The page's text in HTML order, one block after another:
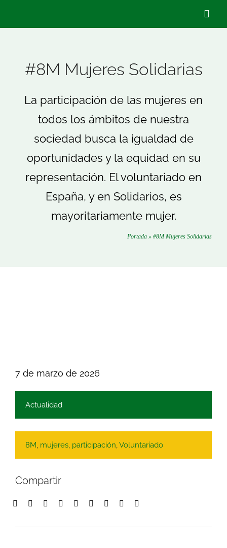
Actualidad
Hazte
#8M Mujeres Solidarias
La participación de las mujeres en
todos los ámbitos de nuestra
sociedad busca la igualdad de
oportunidades y la equidad en su
representación. El voluntariado en
España, y en Solidarios, es
mayoritariamente mujer.
Portada » #8M Mujeres Solidarias
7 de marzo de 2026
Actualidad
8M mujeres participación Voluntariado
Compartir